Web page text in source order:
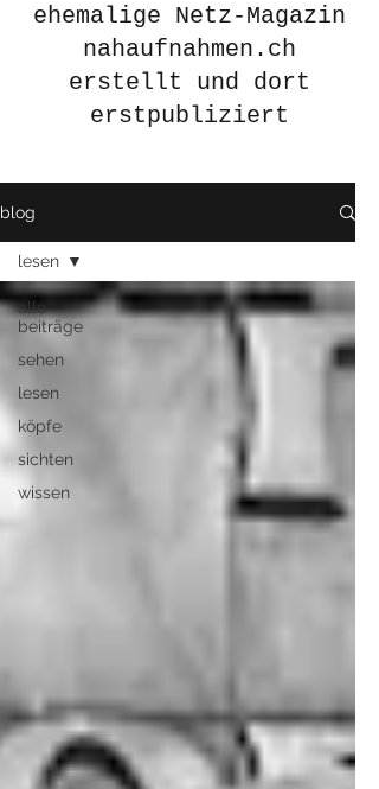
ehemalige Netz-Magazin
nahaufnahmen.ch
erstellt und dort
erstpubliziert
blog
alle
beiträge
sehen
lesen
köpfe
sichten
wissen
lesen